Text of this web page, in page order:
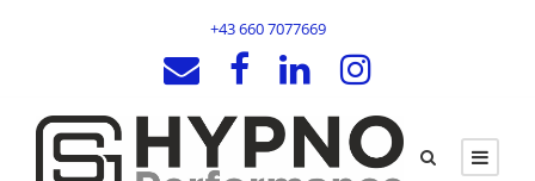
+43 660 7077669